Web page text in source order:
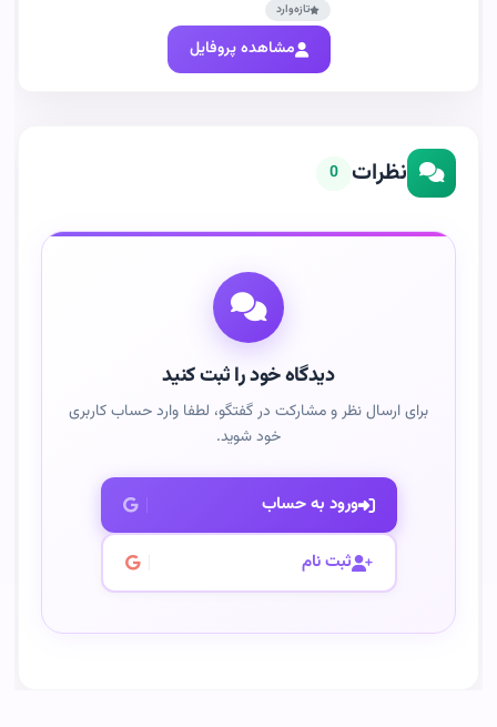
تازه‌وارد
مشاهده پروفایل
نظرات 0
دیدگاه خود را ثبت کنید
برای ارسال نظر و مشارکت در گفتگو، لطفا وارد حساب کاربری
خود شوید.
ورود به حساب
ثبت نام